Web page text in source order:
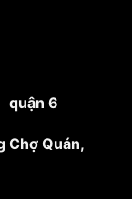
quận 6
Chợ Quán,